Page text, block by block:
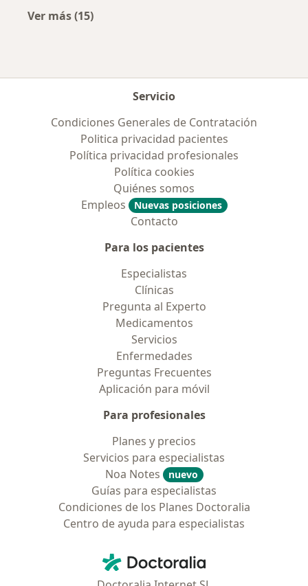
Ver más (15)
Servicio
Condiciones Generales de Contratación
Politica privacidad pacientes
Política privacidad profesionales
Política cookies
Quiénes somos
Empleos
Nuevas posiciones
Contacto
Para los pacientes
Especialistas
Clínicas
Pregunta al Experto
Medicamentos
Servicios
Enfermedades
Preguntas Frecuentes
Aplicación para móvil
Para profesionales
Planes y precios
Servicios para especialistas
Noa Notes
nuevo
Guías para especialistas
Condiciones de los Planes Doctoralia
Centro de ayuda para especialistas
Doctoralia - Página de inicio